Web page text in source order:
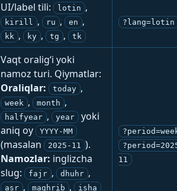
UI/label tili: lotin ,
kirill , ru , en ,
kk , ky , tg , tk
?lang=lotin
Vaqt oralig‘i yoki
namoz turi. Qiymatlar:
Oraliqlar:
today ,
week , month ,
halfyear , year
yoki
aniq oy
YYYY-MM
(masalan 2025-11 ).
Namozlar: inglizcha
slug:
fajr , dhuhr ,
asr , maghrib , isha
11